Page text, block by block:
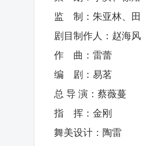
监
制：朱亚林、
剧目制作人：赵海
作
曲：雷蕾
编
剧：易茗
总 导 演：蔡薇蔓
指
挥：金刚
舞美设计：陶雷